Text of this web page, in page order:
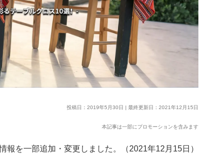
投稿日：2019年5月30日 | 最終更新日：2021年12月15日
本記事は一部にプロモーションを含みます
報を一部追加・変更しました。（2021年12月15日）